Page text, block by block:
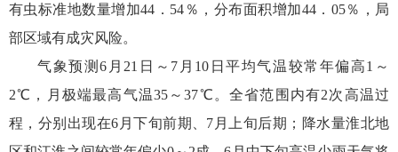
有虫标准地数量增加44．54％，分布面积增加44．05％，局
部区域有成灾风险。
气象预测6月21日～7月10日平均气温较常年偏高1～
2℃，月极端最高气温35～37℃。全省范围内有2次高温过
程，分别出现在6月下旬前期、7月上旬后期；降水量淮北地